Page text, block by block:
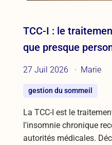
TCC-I : le
que presque
27 Juil 2026 Marie
gestion du sommeil
La TCC-I est le
l'insomnie chronique
autorités médicales.